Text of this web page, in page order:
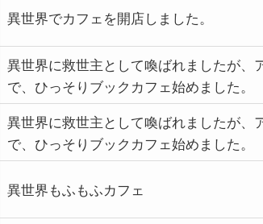
異世界でカフェを開店しました。
異世界に救世主として喚ばれましたが、
で、ひっそりブックカフェ始めました。
異世界に救世主として喚ばれましたが、
で、ひっそりブックカフェ始めました。
異世界もふもふカフェ